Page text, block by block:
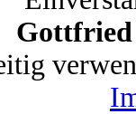
Gottfried